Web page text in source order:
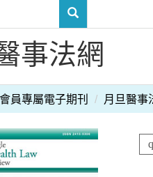
事法網
會員專屬電子期刊 月旦醫事